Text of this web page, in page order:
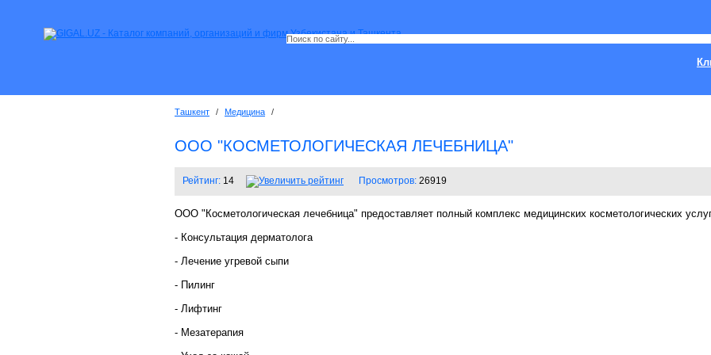
Ташкент / Медицина /
OOO "КОСМЕТОЛОГИЧЕСКАЯ ЛЕЧЕБНИЦА"
Рейтинг: 14 Просмотров: 26919
ООО "Косметологическая лечебница" предоставляет полный комплекс медицинских косметологических
- Консультация дерматолога
- Лечение угревой сыпи
- Пилинг
- Лифтинг
- Мезатерапия